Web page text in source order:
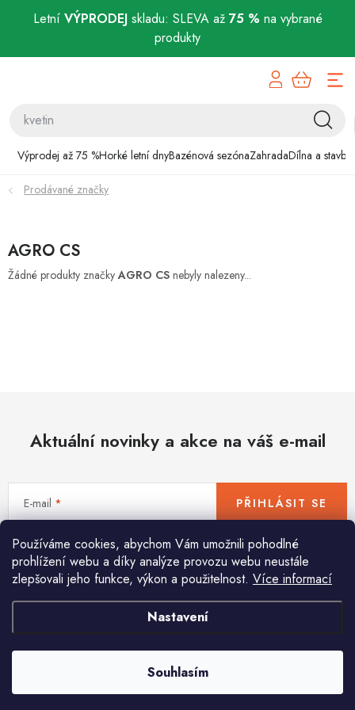
Letní VÝPRODEJskladu: SLEVA až 75 % na vybrané
produkty
Používáme cookies, abychom Vám umožnili pohodlné
prohlížení webu a díky analýze provozu webu neustále
zlepšovali jeho funkce, výkon a použitelnost. Více informací
Nastavení
Souhlasím
Výprodej až 75 %Horké letní dnyBazénová sezónaZahradaDílna a stavba
Bazénová sezóna
Zahrada
Domácnost
Novinky
World Cleanup Day
Akční ceny
Půjčovna Kontaktuje nás
Obchodní podmínky
Vrácení a reklamace
Podmínky ochrany osobních údajů
Obchodní podmínky pro podnikatele
Způsob doručení a platby
Zásady používání cookies
Prodávané značky
AGRO CS
Žádné produkty značkyAGRO CS nebyly nalezeny...
Aktuální novinky a akce na váš e-mail
E-mail
Vložením e-mailu souhlasíte spodmínkami ochrany osobních údajů
PŘIHLÁSIT SE
Pomůžeme vám s výběrem
Potřebujete s něčím poradit? Jsme tu pro vás!
info@huka.cz